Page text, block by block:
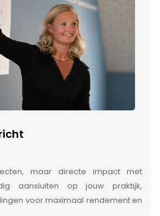
maar directe impact met
aansluiten op jouw praktijk,
voor maximaal rendement en